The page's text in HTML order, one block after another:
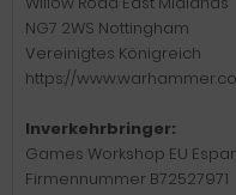
NG7 2WS Nottingham
Vereinigtes Königreich
https://
Inverkehrbringer:
Games Workshop EU
Firmennummer B72527971